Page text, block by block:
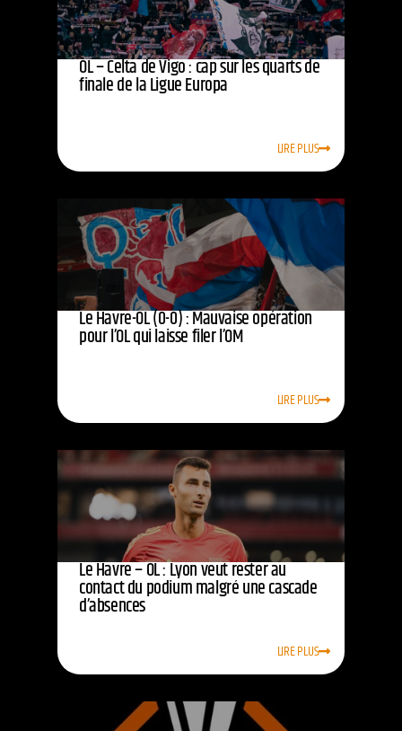
OL – Celta de Vigo : cap sur les quarts de
finale de la Ligue Europa
LIRE PLUS
Le Havre-OL (0-0) : Mauvaise opération
pour l’OL qui laisse filer l’OM
LIRE PLUS
Le Havre – OL : Lyon veut rester au
contact du podium malgré une cascade
d’absences
LIRE PLUS